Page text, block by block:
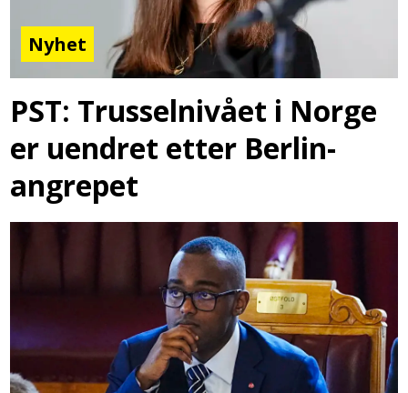
Nyhet
PST: Trusselnivået i Norge
er uendret etter Berlin-
angrepet